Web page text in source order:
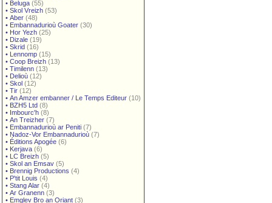
• Beluga (55)
• Skol Vreizh (53)
• Aber (48)
• Embannadurioù Goater (30)
• Hor Yezh (25)
• Dizale (19)
• Skrid (16)
• Lennomp (15)
• Coop Breizh (13)
• Timilenn (13)
• Delioù (12)
• Skol (12)
• Tir (12)
• An Amzer embanner / Le Temps Editeur (10)
• BZH5 Ltd (8)
• Imbourc'h (8)
• An Treizher (7)
• Embannadurioù ar Peniti (7)
• Nadoz-Vor Embannadurioù (7)
• Éditions Apogée (6)
• Kerjava (6)
• LC Breizh (5)
• Skol an Emsav (5)
• Brennig Productions (4)
• P'tit Louis (4)
• Stang Alar (4)
• Ar Granenn (3)
• Emglev Bro an Oriant (3)